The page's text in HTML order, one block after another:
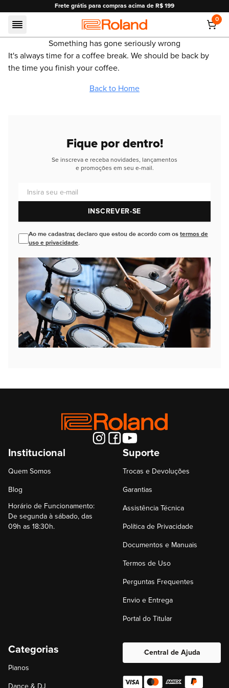
Frete grátis para compras acima de R$ 199
Roland
0
Something has gone seriously wrong
It's always time for a coffee break. We should be back by
the time you finish your coffee.
Back to Home
Fique por dentro!
Se inscreva e receba novidades, lançamentos
e promoções em seu e-mail.
INSCREVER-SE
Ao me cadastrar, declaro que estou de acordo com os termos de
uso e privacidade.
Institucional
Quem Somos
Blog
Horário de Funcionamento:
De segunda à sábado, das
09h as 18:30h.
Suporte
Trocas e Devoluções
Garantias
Assistência Técnica
Política de Privacidade
Documentos e Manuais
Termos de Uso
Perguntas Frequentes
Envio e Entrega
Portal do Titular
Categorias
Pianos
Central de Ajuda